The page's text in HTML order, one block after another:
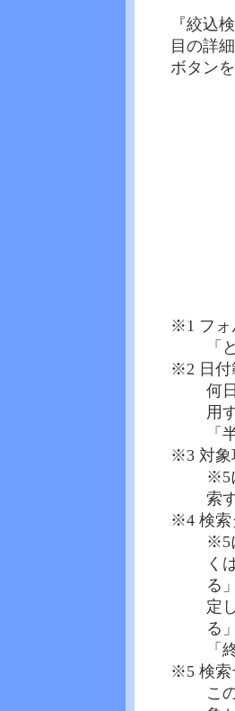
『絞込
目の詳
ボタン
※1 フォ
「
※2 日付
何
用
「
※3 対象
※5
索
※4 検索
※5
く
る
定
る
「
※5 検索
こ